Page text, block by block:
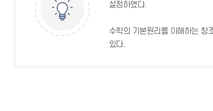
설정하였다.
수학의 기본원리를 이해하는 창
있다.